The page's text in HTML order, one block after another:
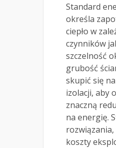
Standard
określa
ciepło w
czynników
szczelność
grubość
skupić się
izolacji, aby
znaczną
na energię.
koszty